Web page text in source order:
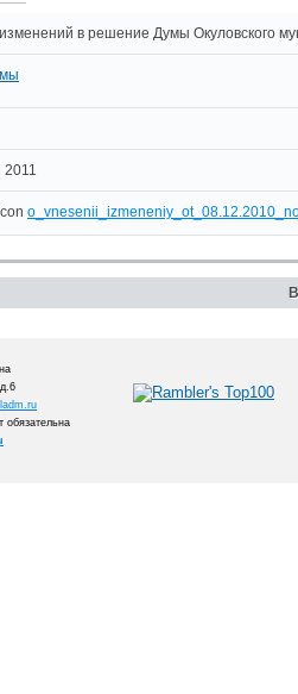
в решение Думы Окуловского
2011
обязательна